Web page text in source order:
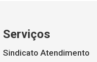
Serviços
Sindicato Atendimento